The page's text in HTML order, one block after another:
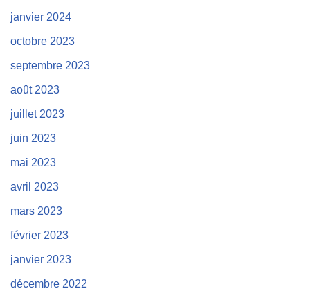
janvier 2024
octobre 2023
septembre 2023
août 2023
juillet 2023
juin 2023
mai 2023
avril 2023
mars 2023
février 2023
janvier 2023
décembre 2022